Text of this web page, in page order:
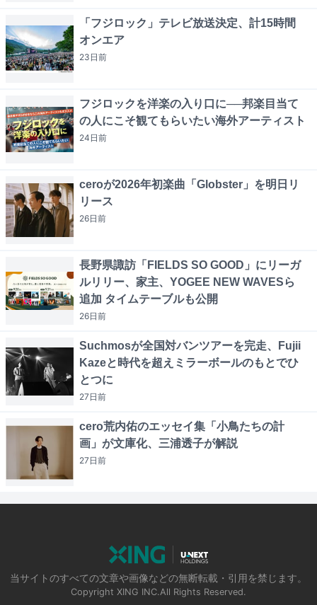
「フジロック」テレビ放送決定、計15時間
オンエア
23日前
フジロックを洋楽の入り口に──邦楽目当て
の人にこそ観てもらいたい海外アーティスト
24日前
ceroが2026年初楽曲「Globster」を明日リ
リース
26日前
長野県諏訪「FIELDS SO GOOD」にリーガ
ルリリー、家主、YOGEE NEW WAVESら
追加 タイムテーブルも公開
26日前
Suchmosが全国対バンツアーを完走、Fujii
Kazeと時代を超えミラーボールのもとでひ
とつに
27日前
cero荒内佑のエッセイ集「小鳥たちの計
画」が文庫化、三浦透子が解説
27日前
当サイトのすべての文章や画像などの無断転載・引用を禁じます。
Copyright XING INC.All Rights Reserved.